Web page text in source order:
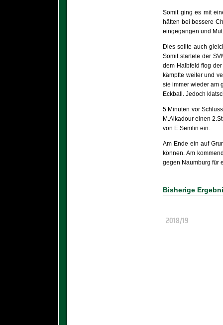
Somit ging es mit
hätten bei bessere
eingegangen und
Dies sollte auch
Somit startete der
dem Halbfeld flog
kämpfte weiter und
sie immer wieder am
Eckball. Jedoch
5 Minuten vor
M.Alkadour einen
von E.Semlin ein.
Am Ende ein auf
können. Am
gegen Naumburg für
Bisherige
2018/19